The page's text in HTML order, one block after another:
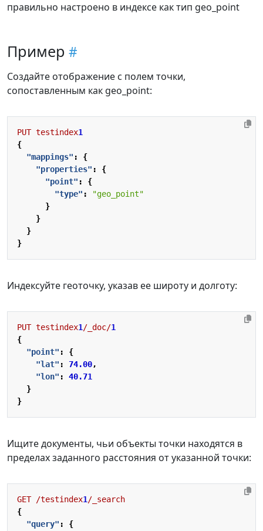
правильно настроено в индексе как тип geo_point
Пример
Создайте отображение с полем точки,
сопоставленным как geo_point:
PUT testindex1
{
"mappings" :
{
"properties" :
{
"point" :
{
"type" :
"geo_point"
}
}
}
}
Индексуйте геоточку, указав ее широту и долготу:
PUT testindex1 /_doc/1
{
"point" :
{
"lat" : 74.00,
"lon" :
40.71
}
}
Ищите документы, чьи объекты точки находятся в
пределах заданного расстояния от указанной точки:
GET /testindex1 /_search
{
"query" :
{